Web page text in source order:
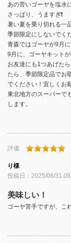
あの苦いゴーヤを塩水
さっぱり、うますぎ❗️
暑い夏を乗り切れる一
季節限定にしないでく
青森ではゴーヤが9月に
9月に、ゴーヤキットが
お友達にも1つあげた
たら、季節限定品でお
でください！宜しくお
東北地方のスーパーで
します。
評価
り様
投稿日： 2025/08/31
美味しい！
ゴーヤ苦手ですが、こ